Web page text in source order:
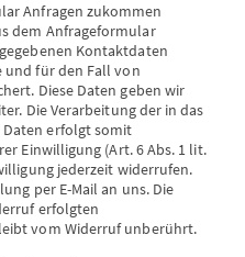
Anfragen zukommen
dem Anfrageformular
Kontaktdaten
und für den Fall von
Diese Daten geben wir
Die Verarbeitung der in das
erfolgt somit
Einwilligung (Art. 6 Abs. 1 lit.
jederzeit widerrufen.
per E-Mail an uns. Die
erfolgten
vom Widerruf unberührt.